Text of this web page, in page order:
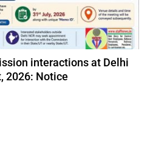
interactions at Delhi
2026: Notice